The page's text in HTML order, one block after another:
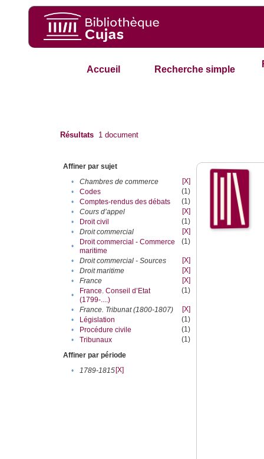
Accueil Recherche simple
Résultats 1 document
Affiner par sujet
•
Chambres de commerce
[X]
•
Codes
(1)
•
Comptes-rendus des débats
(1)
•
Cours d’appel
[X]
•
Droit civil
(1)
•
Droit commercial
[X]
•
Droit commercial - Commerce
maritime
(1)
• Droit commercial - Sources
[X]
•
Droit maritime
[X]
•
France
[X]
•
France. Conseil d’Etat
(1799-....)
(1)
• France. Tribunat (1800-1807)
[X]
•
Législation
(1)
•
Procédure civile
(1)
•
Tribunaux
(1)
Affiner par période
•
1789-1815[X]